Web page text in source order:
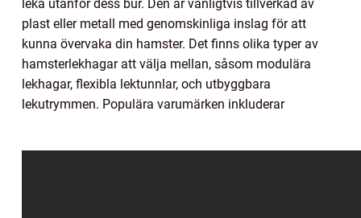
leka utanför dess bur. Den är vanligtvis tillverkad av
plast eller metall med genomskinliga inslag för att
kunna övervaka din hamster. Det finns olika typer av
hamsterlekhagar att välja mellan, såsom modulära
lekhagar, flexibla lektunnlar, och utbyggbara
lekutrymmen. Populära varumärken inkluderar